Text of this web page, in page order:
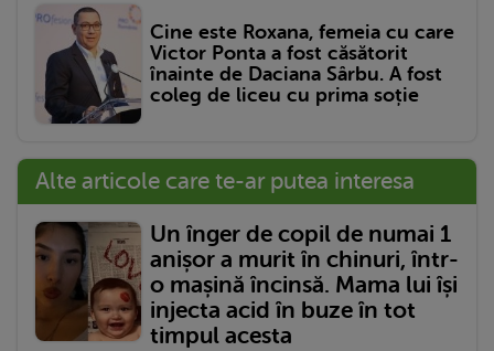
Cine este Roxana, femeia cu care
Victor Ponta a fost căsătorit
înainte de Daciana Sârbu. A fost
coleg de liceu cu prima soție
Alte articole care te-ar putea interesa
Un înger de copil de numai 1
anișor a murit în chinuri, într-
o mașină încinsă. Mama lui își
injecta acid în buze în tot
timpul acesta